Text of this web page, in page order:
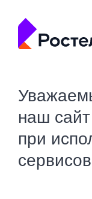
наш
при
сервисов